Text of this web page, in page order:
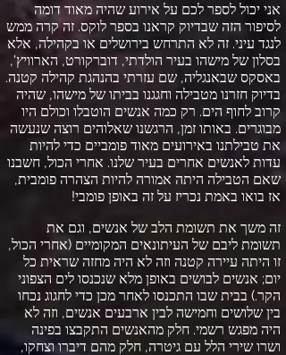
אני יכול לספר לכם על אירוע שהיה מאוד דומה
לסיפור הזה שבדיוק קראנו בספר לוקס. זה קרה ממש
לנגד עיני. זה לא התרחש בירושלים או בקהילה, אלא
בסלון של מישהו בעיר הולדתי, דוברקורט, הארוויץ',
באסקס שבאנגליה, שם עזרתי בהנהגת קהילה קטנה.
בדיוק חזרנו מטבילה וחגגנו בביתו של מישהו, שהיה
קרוב לחוף הים. רק כמה אנשים הוטבלו וכולם היו
מבוגרים. באותו זמן, הרגשנו שאלוהים רוצה שנעשה
את טבילתנו באירועים מאוד פומביים כדי להיות
עדות לאנשים אחרים בעיר שלנו. אחרי הכול, חשבנו
שאם הטבילה היתה אמורה להיות הצהרה פומבית,
אז בואו באמת נכריז על זה באופן פומבי!
זה משך את תשומת הלב של אנשים, וגם את
תשומת ליבם של העיתונאים המקומיים (אחרי הכול,
זו היתה עיירה קטנה וזה לא היה מחזה שראית כל
יום; אנשים לבושים באופן מלא שנכנסו לים הצפוני
הקר.) בבית שבו התכנסו לאחר מכן כדי לחגוג נכחו
בין שלושים וחמישה לבין ארבעים אנשים, וזה לא
היה מפגש רשמי. חלק מהאנשים התקבצו בפינה
ושרו שירי הלל עם גיטרה, חלק מהם דיברו וצחקו,